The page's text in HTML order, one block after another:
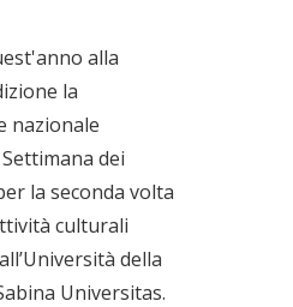
alla
la
nazionale
dei
la seconda volta
culturali
della
Universitas.